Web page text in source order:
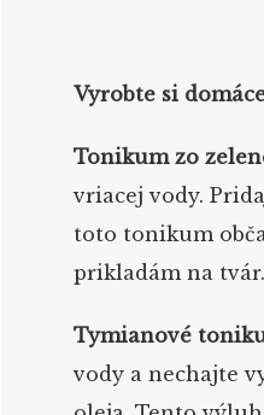
Vyrobte si
Tonikum zo
vriacej vody.
toto tonikum
prikladám na tvár.
Tymianové
vody a nechajte